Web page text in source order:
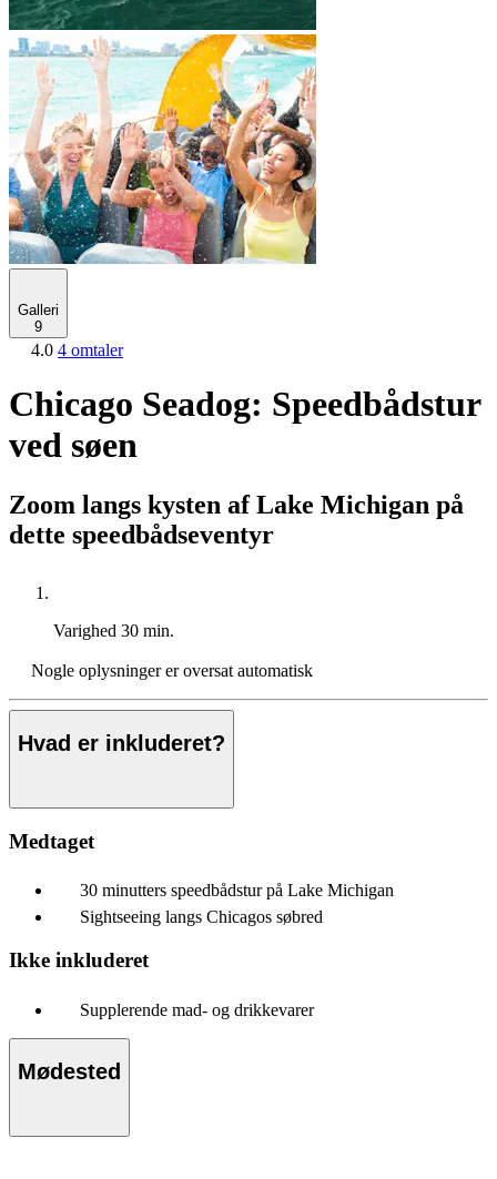
Galleri
9
4.0 4 omtaler
Chicago Seadog: Speedbådstur
ved søen
Zoom langs kysten af Lake Michigan på
dette speedbådseventyr
Varighed 30 min.
Nogle oplysninger er oversat automatisk
Hvad er inkluderet?
Medtaget
30 minutters speedbådstur på Lake Michigan
Sightseeing langs Chicagos søbred
Ikke inkluderet
Supplerende mad- og drikkevarer
Mødested